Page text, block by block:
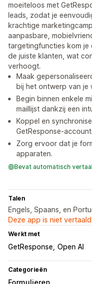
moeiteloos met
leads, zodat je
krachtige
aanpasbare,
targetingfuncties kom je
de juiste klanten, wat
verhoogt.
Maak
bij het ontwerp van je
Begin binnen enkele
maillijst dankzij een
Koppel en
GetResponse-account.
Zorg ervoor dat je
apparaten.
Bevat automatisch
Talen
Engels, Spaans, en
Deze app is niet
Werkt met
GetResponse Open AI
Categorieën